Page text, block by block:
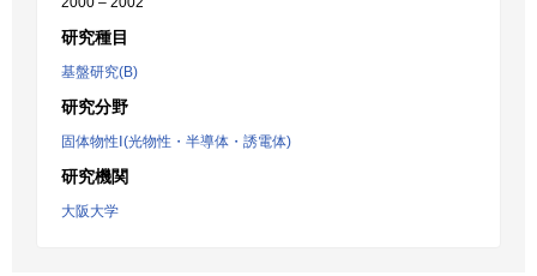
研究種目
基盤研究(B)
研究分野
固体物性Ⅰ(光物性・半導体・誘電体)
研究機関
大阪大学